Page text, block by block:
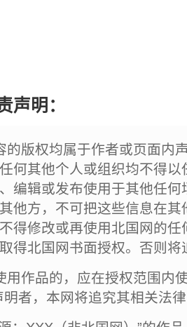
声明：
的版权均属于作者或页面内
何其他个人或组织均不得
编辑或发布使用于其他任
他方，不可把这些信息在
得修改或再使用北国网的
得北国网书面授权。否则将
用作品的，应在授权范围内
明者，本网将追究其相关法